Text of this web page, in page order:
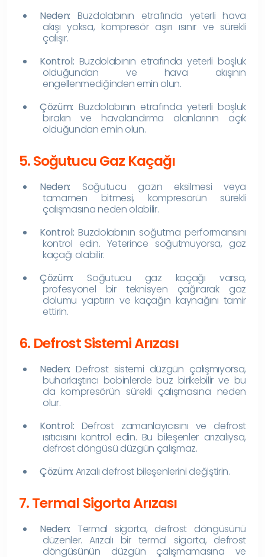
Neden: Buzdolabının etrafında yeterli hava
akışı yoksa, kompresör aşırı ısınır ve sürekli
çalışır.
Kontrol: Buzdolabının etrafında yeterli boşluk
olduğundan ve hava akışının
engellenmediğinden emin olun.
Çözüm: Buzdolabının etrafında yeterli boşluk
bırakın ve havalandırma alanlarının açık
olduğundan emin olun.
5. Soğutucu Gaz Kaçağı
Neden: Soğutucu gazın eksilmesi veya
tamamen bitmesi, kompresörün sürekli
çalışmasına neden olabilir.
Kontrol: Buzdolabının soğutma performansını
kontrol edin. Yeterince soğutmuyorsa, gaz
kaçağı olabilir.
Çözüm: Soğutucu gaz kaçağı varsa,
profesyonel bir teknisyen çağırarak gaz
dolumu yaptırın ve kaçağın kaynağını tamir
ettirin.
6. Defrost Sistemi Arızası
Neden: Defrost sistemi düzgün çalışmıyorsa,
buharlaştırıcı bobinlerde buz birikebilir ve bu
da kompresörün sürekli çalışmasına neden
olur.
Kontrol: Defrost zamanlayıcısını ve defrost
ısıtıcısını kontrol edin. Bu bileşenler arızalıysa,
defrost döngüsü düzgün çalışmaz.
Çözüm: Arızalı defrost bileşenlerini değiştirin.
7. Termal Sigorta Arızası
Neden: Termal sigorta, defrost döngüsünü
düzenler. Arızalı bir termal sigorta, defrost
döngüsünün düzgün çalışmamasına ve